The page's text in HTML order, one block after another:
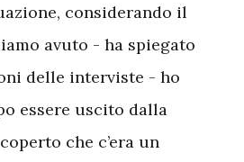
considerando il
avuto - ha spiegato
delle interviste - ho
essere uscito dalla
che c’era un